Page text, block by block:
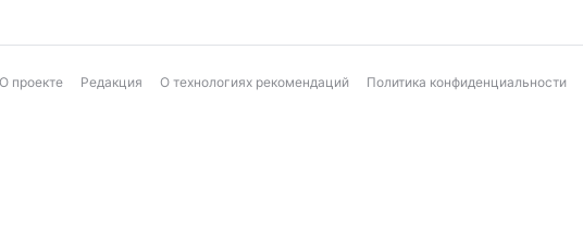
О проекте Редакция О технологиях рекомендаций Политика конфиденциальности